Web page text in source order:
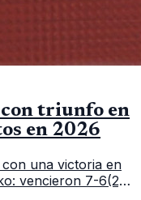
triunfo en
en 2026
una victoria en
vencieron 7-6(2),